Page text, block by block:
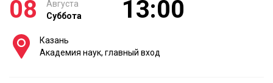
08
Августа
Суббота
13:00
Казань
Академия наук, главный вход